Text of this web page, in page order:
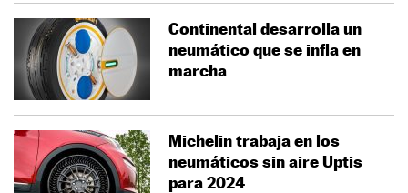
Continental desarrolla un
neumático que se infla en
marcha
Michelin trabaja en los
neumáticos sin aire Uptis
para 2024